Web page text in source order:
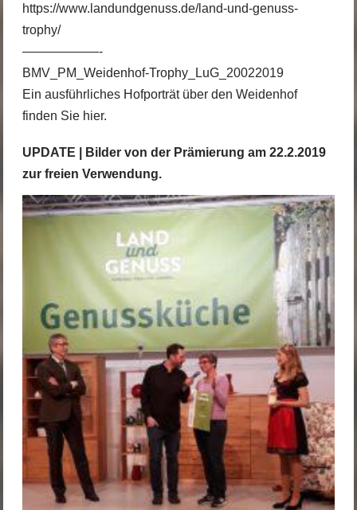
https://www.landundgenuss.de/land-und-genuss-
trophy/
——————-
BMV_PM_Weidenhof-Trophy_LuG_20022019
Ein ausführliches Hofporträt über den Weidenhof
finden Sie hier.
UPDATE | Bilder von der Prämierung am 22.2.2019
zur freien Verwendung.